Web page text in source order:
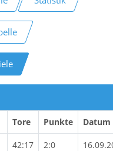
Tore Punkte Datum
42:17 2:0